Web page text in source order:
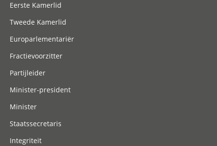
Eerste Kamerlid
Tweede Kamerlid
Europarlementariër
Fractievoorzitter
Partijleider
Minister-president
Minister
Staatssecretaris
Integriteit